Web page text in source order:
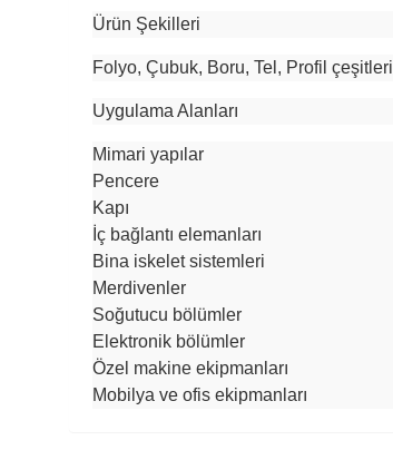
Ürün Şekilleri
Folyo, Çubuk, Boru, Tel, Profil çeşitleri
Uygulama Alanları
Mimari yapılar
Pencere
Kapı
İç bağlantı elemanları
Bina iskelet sistemleri
Merdivenler
Soğutucu bölümler
Elektronik bölümler
Özel makine ekipmanları
Mobilya ve ofis ekipmanları